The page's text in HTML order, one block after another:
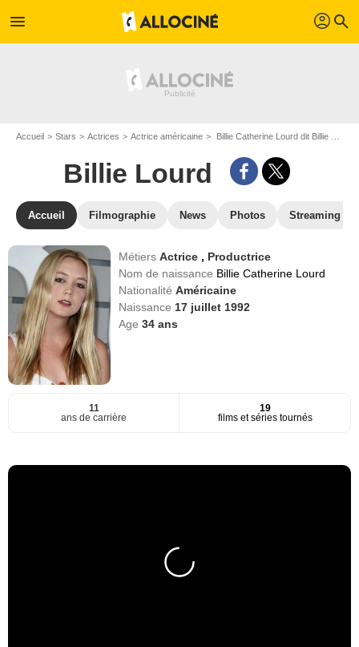
menu profil search
Accueil Stars Actrices Actrice américaine Billie Catherine Lourd dit Billie Lourd
Billie Lourd
Accueil Filmographie News Photos Streaming
MétiersActrice , Productrice
Nom de naissance Billie Catherine Lourd
NationalitéAméricaine
Naissance 17 juillet 1992
Age34 ans
11
ans de carrière
19
films et séries tournés